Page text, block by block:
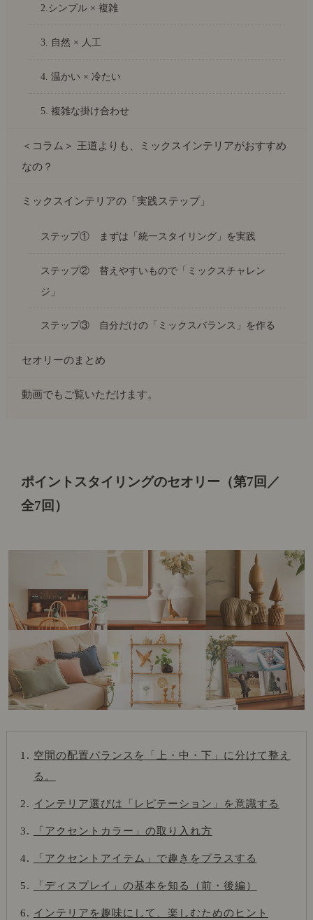
ポイントスタイリングのセオリー（第7回／
全7回）
空間の配置バランスを「上・中・下」に分けて整え
る。
インテリア選びは「レピテーション」を意識する
「アクセントカラー」の取り入れ方
「アクセントアイテム」で趣きをプラスする
「ディスプレイ」の基本を知る（前・後編）
インテリアを趣味にして、楽しむためのヒント
2.シンプル × 複雑
3. 自然 × 人工
4. 温かい × 冷たい
5. 複雑な掛け合わせ
＜コラム＞ 王道よりも、ミックスインテリアがおすすめ
なの？
ミックスインテリアの「実践ステップ」
ステップ① まずは「統一スタイリング」を実践
ステップ② 替えやすいもので「ミックスチャレン
ジ」
ステップ③ 自分だけの「ミックスバランス」を作る
セオリーのまとめ
動画でもご覧いただけます。